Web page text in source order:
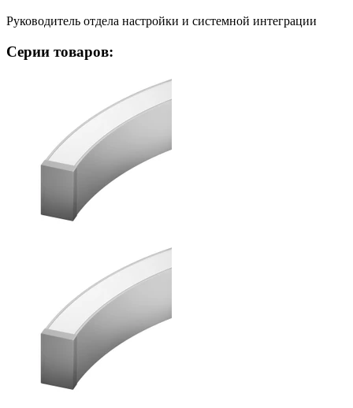
Руководитель отдела настройки и системной интеграции
Серии товаров: